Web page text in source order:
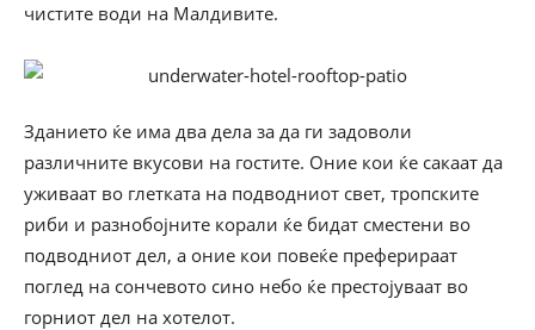
чистите води на Малдивите.
Зданието ќе има два дела за да ги задоволи
различните вкусови на гостите. Оние кои ќе сакаат да
уживаат во глетката на подводниот свет, тропските
риби и разнобојните корали ќе бидат сместени во
подводниот дел, а оние кои повеќе преферираат
поглед на сончевото сино небо ќе престојуваат во
горниот дел на хотелот.